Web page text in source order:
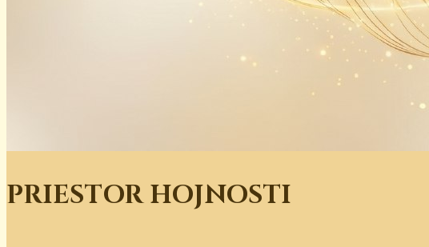
PRIESTOR HOJNOSTI